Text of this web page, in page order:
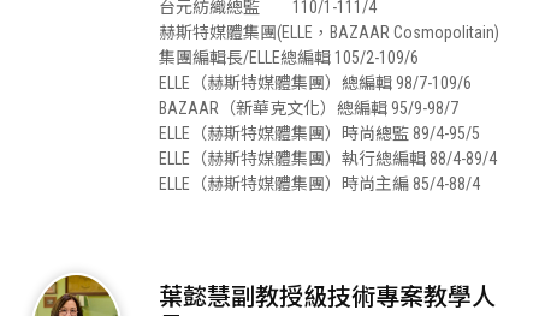
台元紡織總監 110/1-111/4
赫斯特媒體集團(ELLE，BAZAAR Cosmopolitain)
集團編輯長/ELLE總編輯 105/2-109/6
ELLE（赫斯特媒體集團）總編輯 98/7-109/6
BAZAAR（新華克文化）總編輯 95/9-98/7
ELLE（赫斯特媒體集團）時尚總監 89/4-95/5
ELLE（赫斯特媒體集團）執行總編輯 88/4-89/4
ELLE（赫斯特媒體集團）時尚主編 85/4-88/4
葉懿慧副教授級技術專案教學人